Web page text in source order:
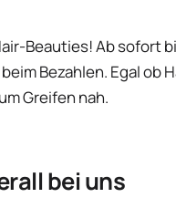
Beauties! Ab sofort
Bezahlen. Egal ob
Greifen nah.
bei uns